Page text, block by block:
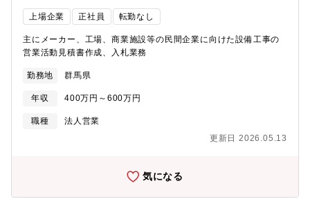
上場企業 正社員 転勤なし
主にメーカー、工場、商業施設等の民間企業に向けた設備工事の
営業活動見積書作成、入札業務
勤務地 群馬県
年収 400万円～600万円
職種
法人営業
更新日 2026.05.13
気になる